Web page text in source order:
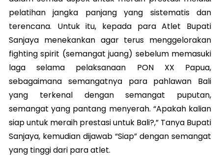
pelatihan jangka panjang yang sistematis dan
terencana. Untuk itu, kepada para Atlet Bupati
Sanjaya menekankan agar terus menggelorakan
fighting spirit (semangat juang) sebelum memasuki
laga selama pelaksanaan PON XX Papua,
sebagaimana semangatnya para pahlawan Bali
yang terkenal dengan semangat puputan,
semangat yang pantang menyerah. “Apakah kalian
siap untuk meraih prestasi untuk Bali?,” Tanya Bupati
Sanjaya, kemudian dijawab “Siap” dengan semangat
yang tinggi dari para atlet.